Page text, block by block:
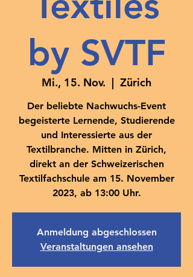
by SVTF
Mi., 15. Nov.
  |
Zürich
Der beliebte Nachwuchs-Event
begeisterte Lernende, Studierende
und Interessierte aus der
Textilbranche. Mitten in Zürich,
direkt an der Schweizerischen
Textilfachschule am 15. November
2023, ab 13:00 Uhr.
Anmeldung abgeschlossen
Veranstaltungen ansehen